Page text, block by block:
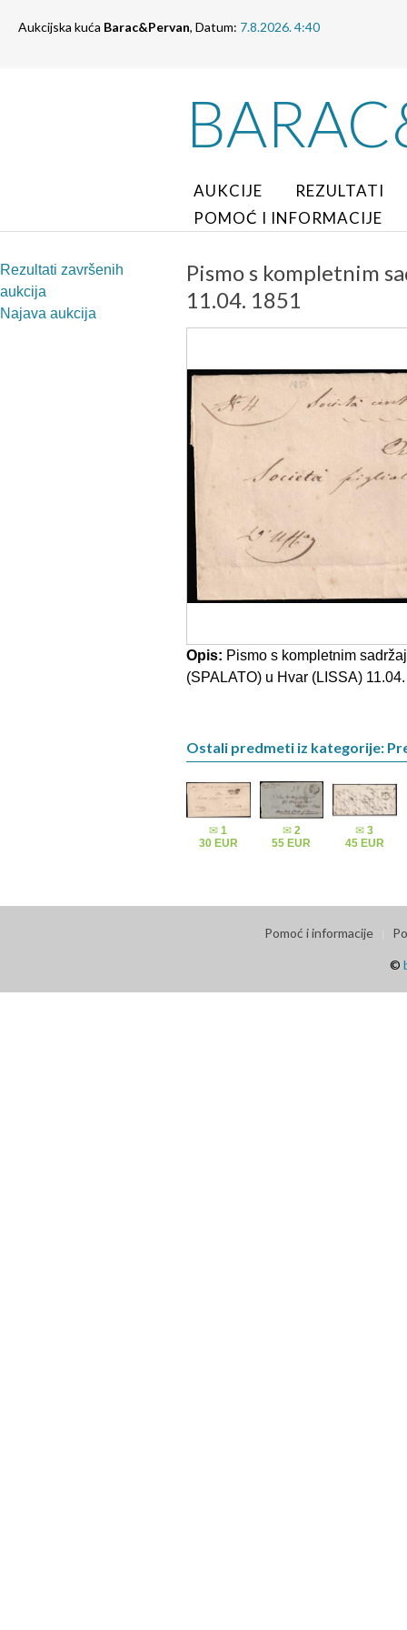
Aukcijska kuća Barac&Pervan, Datum: 7.8.2026. 4:40
AUKCIJE
REZULTATI
POMOĆ I INFORMACIJE
Rezultati završenih
aukcija
Najava aukcija
Pismo s kompletnim
11.04. 1851
Opis: Pismo s kompletnim
(SPALATO) u Hvar (LISSA)
Ostali predmeti iz kategorije:
✉1
30 EUR
✉ 2
55 EUR
✉3
45 EUR
Pomoć i informacije
©